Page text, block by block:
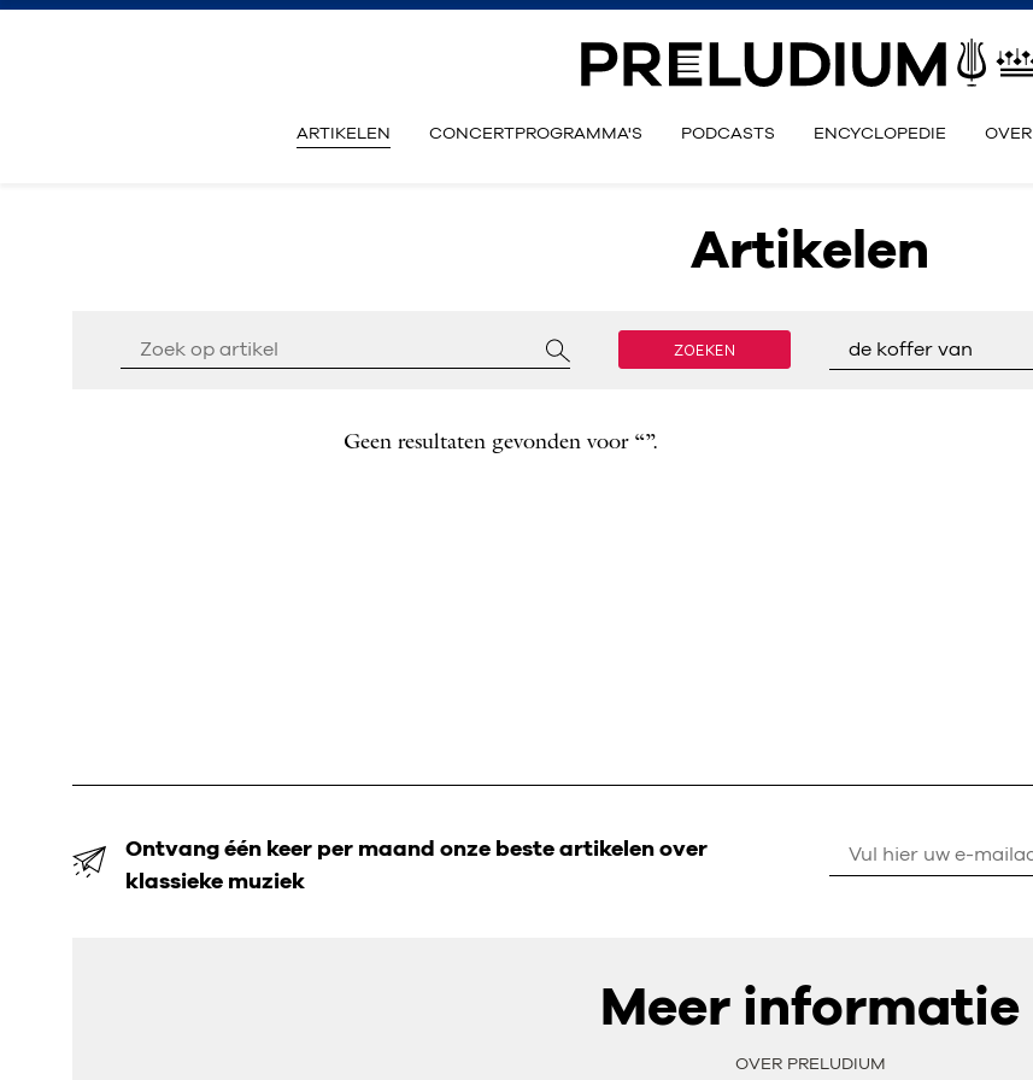
ARTIKELEN CONCERTPROGRAMMA'S PODCASTS ENCYCLOPEDIE OVER
Artikelen
ZOEKEN de koffer van
Geen resultaten gevonden voor “”.
Ontvang één keer per maand onze beste artikelen over
klassieke muziek
Meer informatie
OVER PRELUDIUM